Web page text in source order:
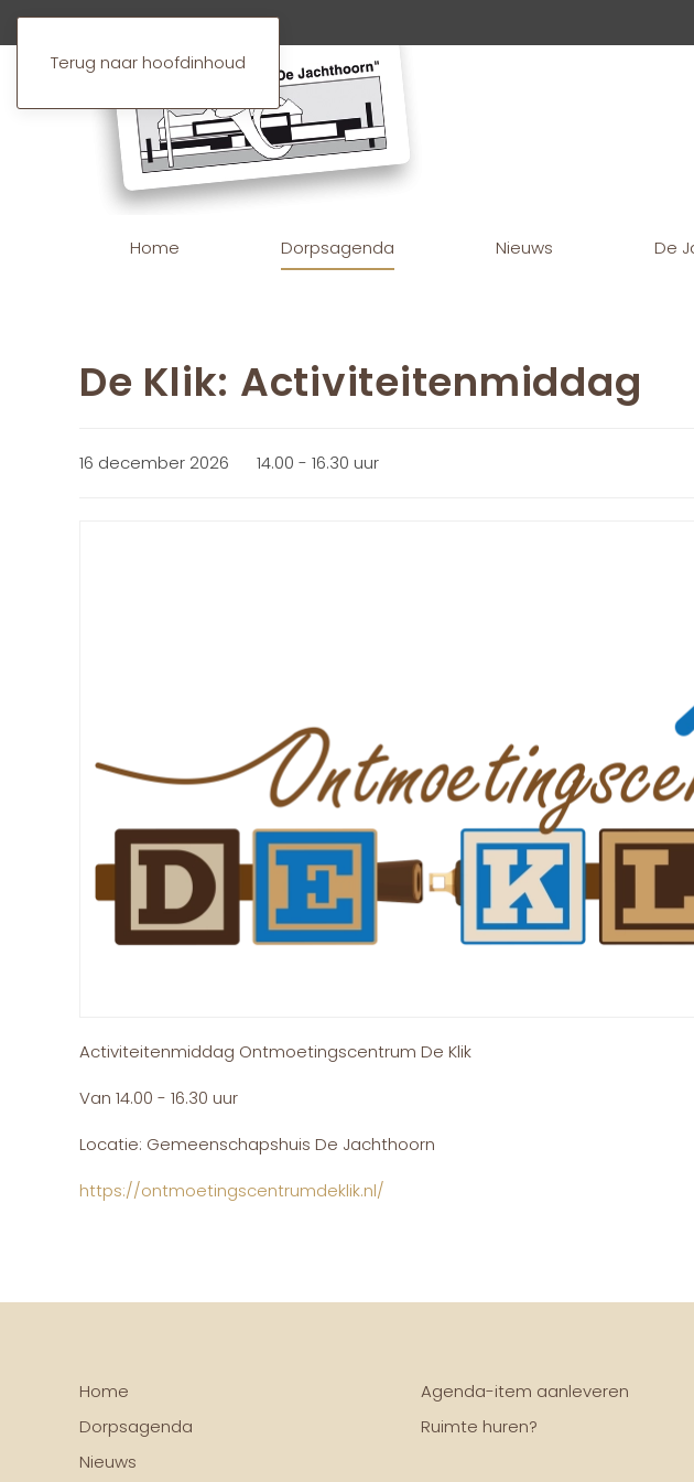
Terug naar hoofdinhoud
Home Dorpsagenda Nieuws De
De Klik: Activiteitenmiddag
16 december 2026 14.00 - 16.30 uur
Activiteitenmiddag Ontmoetingscentrum De Klik
Van 14.00 - 16.30 uur
Locatie: Gemeenschapshuis De Jachthoorn
https://ontmoetingscentrumdeklik.nl/
Home
Dorpsagenda
Nieuws
Agenda-item aanleveren
Ruimte huren?